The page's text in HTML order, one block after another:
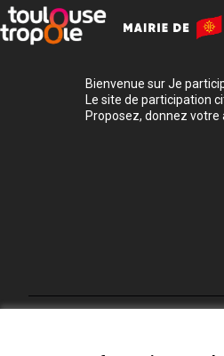
Bienvenue sur Je
Le site de participation
Proposez, donnez votre